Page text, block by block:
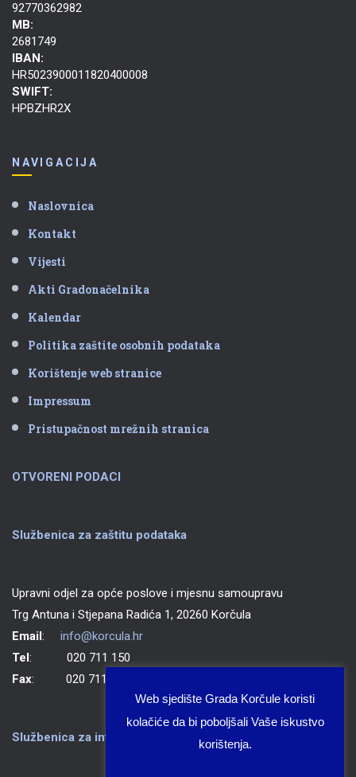
92770362982
MB:
2681749
IBAN:
HR5023900011820400008
SWIFT:
HPBZHR2X
NAVIGACIJA
Naslovnica
Kontakt
Vijesti
Akti Gradonačelnika
Kalendar
Politika zaštite osobnih podataka
Korištenje web stranice
Impressum
Pristupačnost mrežnih stranica
OTVORENI PODACI
Službenica za zaštitu podataka
Upravni odjel za opće poslove i mjesnu samoupravu
Trg Antuna i Stjepana Radića 1, 20260 Korčula
Email: info@korcula.hr
Tel: 020 711 150
Fax: 020 711 702
Službenica za informiranje Grada Korčule
Web sjedište Grada Korčule koristi
kolačiće da bi poboljšali Vaše iskustvo
korištenja.